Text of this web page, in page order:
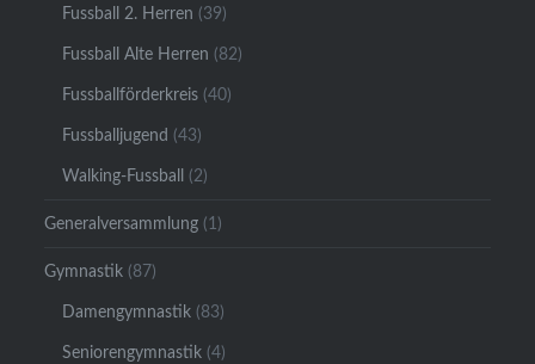
Fussball 2. Herren (39)
Fussball Alte Herren (82)
Fussballförderkreis (40)
Fussballjugend (43)
Walking-Fussball (2)
Generalversammlung (1)
Gymnastik (87)
Damengymnastik (83)
Seniorengymnastik (4)